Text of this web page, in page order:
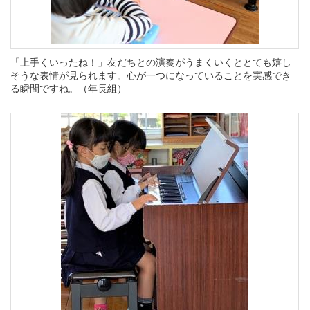
「上手くいったね！」友だちとの演奏がうまくいくととても嬉し
そうな表情が見られます。心が一つになっていることを実感でき
る瞬間ですね。（年長組）